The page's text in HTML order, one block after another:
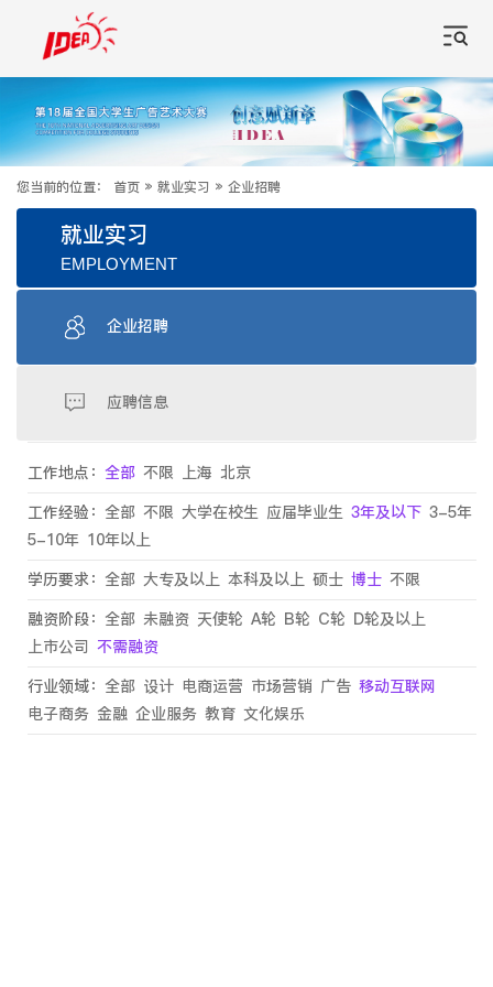
您当前的位置： 首页 » 就业实习 » 企业招聘
就业实习
EMPLOYMENT
企业招聘
应聘信息
工作地点： 全部 不限 上海 北京
工作经验： 全部 不限 大学在校生 应届毕业生 3年及以下 3-5年
5-10年 10年以上
学历要求： 全部 大专及以上 本科及以上 硕士 博士 不限
融资阶段： 全部 未融资 天使轮 A轮 B轮 C轮 D轮及以上
上市公司 不需融资
行业领域： 全部 设计 电商运营 市场营销 广告 移动互联网
电子商务 金融 企业服务 教育 文化娱乐